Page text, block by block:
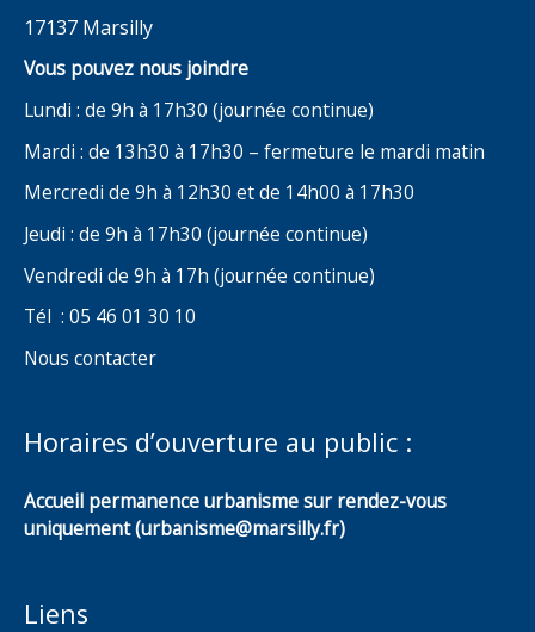
17137 Marsilly
Vous pouvez nous joindre
Lundi : de 9h à 17h30 (journée continue)
Mardi : de 13h30 à 17h30 – fermeture le mardi matin
Mercredi de 9h à 12h30 et de 14h00 à 17h30
Jeudi : de 9h à 17h30 (journée continue)
Vendredi de 9h à 17h (journée continue)
Tél : 05 46 01 30 10
Nous contacter
Horaires d’ouverture au public :
Accueil permanence urbanisme sur rendez-vous
uniquement (urbanisme@marsilly.fr)
Liens